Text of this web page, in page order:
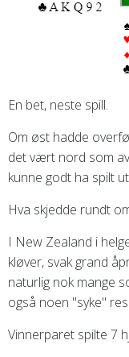
En bet, neste spill.
Om øst hadde
det vært nord som
kunne godt ha spilt
Hva skjedde rundt
I New Zealand i
kløver, svak grand
naturlig nok mange
også noen "syke"
Vinnerparet spilte 7